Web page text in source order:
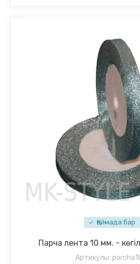
Қоймада бар
Парча лента 10 мм. -
Артикулы: